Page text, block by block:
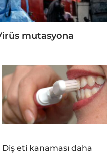
mutasyona
Diş eti kanaması daha